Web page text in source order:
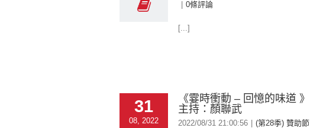
0條評論
[...]
31
08, 2022
《霎時衝動 – 回憶的味道 》
主持：顏聯武
2022/08/31 21:00:56
(第28季) 贊助節